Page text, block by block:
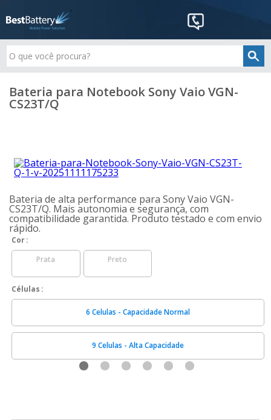
Bateria para Notebook Sony Vaio VGN-
CS23T/Q
Bateria de alta performance para Sony Vaio VGN-
CS23T/Q. Mais autonomia e segurança, com
compatibilidade garantida. Produto testado e com envio
rápido.
Cor
Prata
Preto
Células
6 Celulas - Capacidade Normal
9 Celulas - Alta Capacidade